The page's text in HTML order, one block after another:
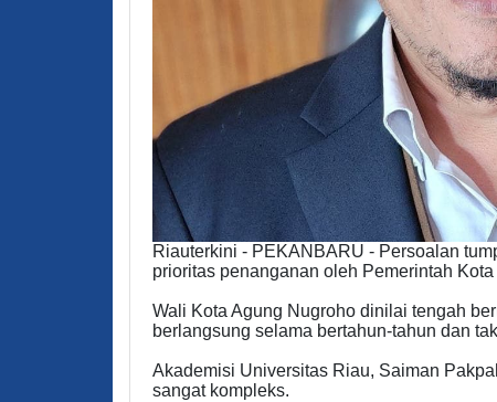
Riauterkini - PEKANBARU - Persoalan
prioritas penanganan oleh Pemerintah Kota
Wali Kota Agung Nugroho dinilai tengah
berlangsung selama bertahun-tahun dan
Akademisi Universitas Riau, Saiman
sangat kompleks.